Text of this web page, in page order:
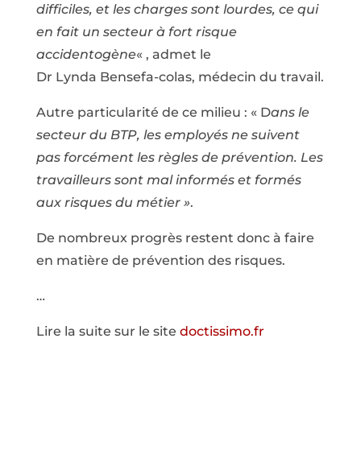
difficiles, et les charges sont lourdes, ce qui
en fait un secteur à fort risque
accidentogène« , admet le
Dr Lynda Bensefa-colas, médecin du travail.
Autre particularité de ce milieu : « Dans le
secteur du BTP, les employés ne suivent
pas forcément les règles de prévention. Les
travailleurs sont mal informés et formés
aux risques du métier ».
De nombreux progrès restent donc à faire
en matière de prévention des risques.
…
Lire la suite sur le site doctissimo.fr